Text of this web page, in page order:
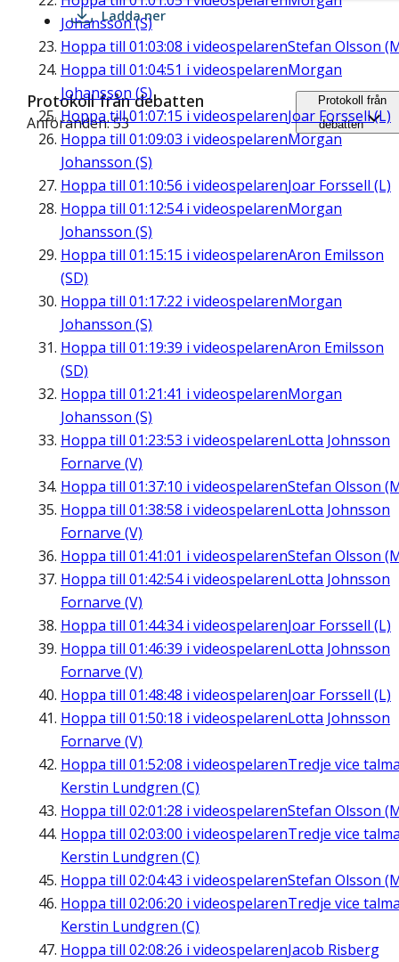
Johansson (S)
Hoppa till 01:03:08 i videospelarenStefan Olsson
Hoppa till 01:04:51 i videospelarenMorgan
Johansson (S)
Hoppa till01:07:15 i videospelarenJoar Forssell (L)
Hoppa till 01:09:03 i videospelarenMorgan
Johansson (S)
Hoppa till 01:10:56 i videospelarenJoar Forssell (L)
Hoppa till 01:12:54i videospelarenMorgan
Johansson (S)
Hoppa till 01:15:15 i videospelarenAron Emilsson
(SD)
Hoppa till 01:17:22 i videospelarenMorgan
Johansson (S)
Hoppa till 01:19:39 i videospelarenAron Emilsson
(SD)
Hoppa till 01:21:41 i videospelarenMorgan
Johansson (S)
Hoppa till 01:23:53 i videospelarenLotta Johnsson
Fornarve (V)
Hoppa till 01:37:10 i videospelarenStefan Olsson
Hoppa till 01:38:58 i videospelarenLotta Johnsson
Fornarve (V)
Hoppa till 01:41:01 i videospelarenStefan Olsson
Hoppa till 01:42:54i videospelarenLotta Johnsson
Fornarve (V)
Hoppa till 01:44:34i videospelarenJoar Forssell (L)
Hoppa till 01:46:39 i videospelarenLotta Johnsson
Fornarve (V)
Hoppa till 01:48:48 i videospelarenJoar Forssell (L)
Hoppa till 01:50:18 i videospelarenLotta Johnsson
Fornarve (V)
Hoppa till 01:52:08 i videospelarenTredje vice
Kerstin Lundgren (C)
Hoppa till 02:01:28 i videospelarenStefan Olsson
Hoppa till 02:03:00 i videospelarenTredje vice
Kerstin Lundgren (C)
Hoppa till 02:04:43 i videospelarenStefan Olsson
Hoppa till 02:06:20 i videospelarenTredje vice
Kerstin Lundgren (C)
Hoppa till 02:08:26 i videospelarenJacob Risberg
Ladda ner
Protokoll från debatten
Anföranden: 53
Protokoll från
debatten